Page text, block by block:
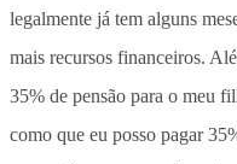
legalmente já tem alguns
mais recursos financeiros.
35% de pensão para o meu
como que eu posso pagar